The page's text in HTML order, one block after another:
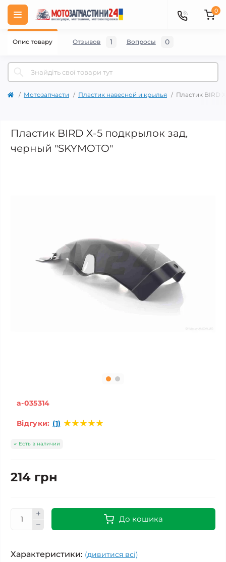
0
Мотозапчасти Пластик навесной и крылья Пластик BIRD
Пластик BIRD X-5 подкрылок зад,
черный "SKYMOTO"
a-035314
Відгуки: (1)
Есть в наличии
214 грн
До кошика
Характеристики: (дивитися всі)
Опис товару Отзывов 1 Вопросы 0